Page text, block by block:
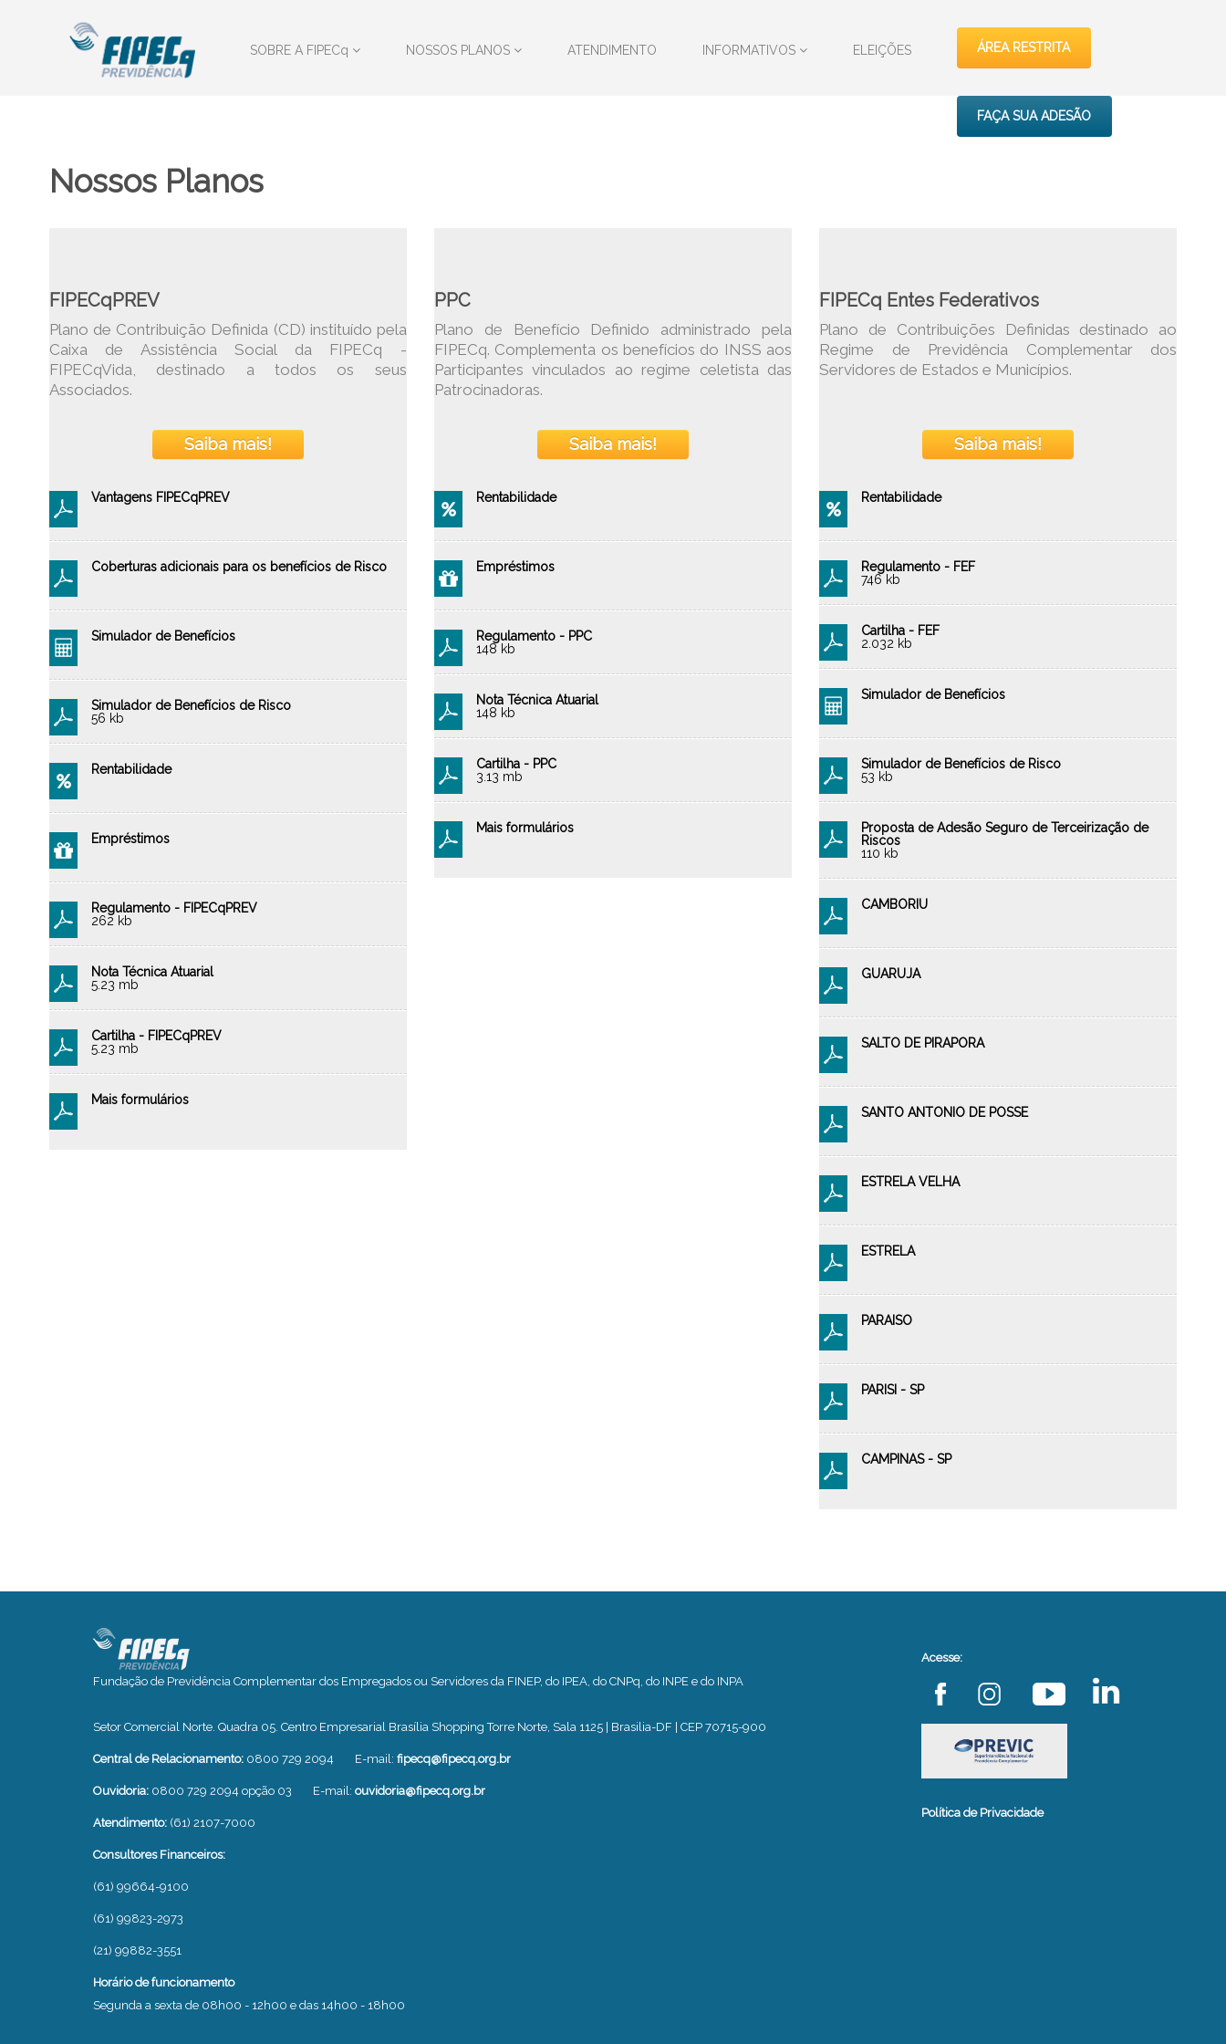
SOBRE A FIPECq NOSSOS PLANOS ATENDIMENTO INFORMATIVOS ELEIÇÕES ÁREA RESTRITA
FAÇA SUA ADESÃO
Nossos Planos
FIPECqPREV
Plano de Contribuição Definida (CD) instituído pela
Caixa de Assistência Social da FIPECq -
FIPECqVida, destinado a todos os seus
Associados.
Saiba mais!
Vantagens FIPECqPREV
Coberturas adicionais para os benefícios de Risco
Simulador de Benefícios
Simulador de Benefícios de Risco
56 kb
Rentabilidade
Empréstimos
Regulamento - FIPECqPREV
262 kb
Nota Técnica Atuarial
5.23 mb
Cartilha - FIPECqPREV
5.23 mb
Mais formulários
PPC
Plano de Benefício Definido administrado pela
FIPECq. Complementa os benefícios do INSS aos
Participantes vinculados ao regime celetista das
Patrocinadoras.
Saiba mais!
Rentabilidade
Empréstimos
Regulamento - PPC
148 kb
Nota Técnica Atuarial
148 kb
Cartilha - PPC
3.13 mb
Mais formulários
FIPECq Entes Federativos
Plano de Contribuições Definidas destinado ao
Regime de Previdência Complementar dos
Servidores de Estados e Municípios.
Saiba mais!
Rentabilidade
Regulamento - FEF
746 kb
Cartilha - FEF
2.032 kb
Simulador de Benefícios
Simulador de Benefícios de Risco
53 kb
Proposta de Adesão Seguro de Terceirização de
Riscos
110 kb
CAMBORIU
GUARUJA
SALTO DE PIRAPORA
SANTO ANTONIO DE POSSE
ESTRELA VELHA
ESTRELA
PARAISO
PARISI - SP
CAMPINAS - SP
Fundação de Previdência Complementar dos Empregados ou Servidores da FINEP, do IPEA, do CNPq, do INPE e do INPA
Setor Comercial Norte. Quadra 05. Centro Empresarial Brasília Shopping Torre Norte, Sala 1125 | Brasilia-DF | CEP 70715-900
Central de Relacionamento: 0800 729 2094 E-mail: fipecq@fipecq.org.br
Ouvidoria: 0800 729 2094 opção 03 E-mail: ouvidoria@fipecq.org.br
Atendimento: (61) 2107-7000
Consultores Financeiros:
(61) 99664-9100
(61) 99823-2973
(21) 99882-3551
Horário de funcionamento
Segunda a sexta de 08h00 - 12h00 e das 14h00 - 18h00
Acesse:
Política de Privacidade